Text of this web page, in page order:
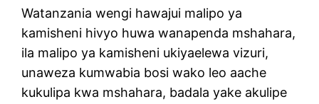
Watanzania wengi hawajui malipo ya
kamisheni hivyo huwa wanapenda mshahara,
ila malipo ya kamisheni ukiyaelewa vizuri,
unaweza kumwabia bosi wako leo aache
kukulipa kwa mshahara, badala yake akulipe